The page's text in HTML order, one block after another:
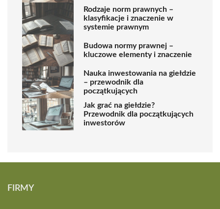
Rodzaje norm prawnych –
klasyfikacje i znaczenie w
systemie prawnym
Budowa normy prawnej –
kluczowe elementy i znaczenie
Nauka inwestowania na giełdzie
– przewodnik dla
początkujących
Jak grać na giełdzie?
Przewodnik dla początkujących
inwestorów
FIRMY